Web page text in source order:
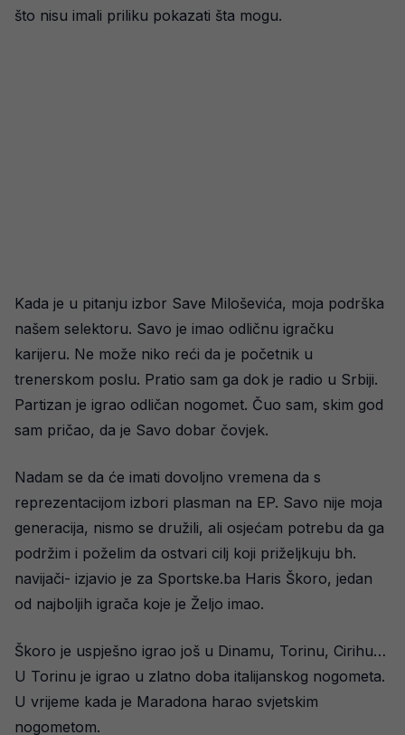
što nisu imali priliku pokazati šta mogu.
Kada je u pitanju izbor Save Miloševića, moja podrška
našem selektoru. Savo je imao odličnu igračku
karijeru. Ne može niko reći da je početnik u
trenerskom poslu. Pratio sam ga dok je radio u Srbiji.
Partizan je igrao odličan nogomet. Čuo sam, skim god
sam pričao, da je Savo dobar čovjek.
Nadam se da će imati dovoljno vremena da s
reprezentacijom izbori plasman na EP. Savo nije moja
generacija, nismo se družili, ali osjećam potrebu da ga
podržim i poželim da ostvari cilj koji priželjkuju bh.
navijači- izjavio je za Sportske.ba Haris Škoro, jedan
od najboljih igrača koje je Željo imao.
Škoro je uspješno igrao još u Dinamu, Torinu, Cirihu…
U Torinu je igrao u zlatno doba italijanskog nogometa.
U vrijeme kada je Maradona harao svjetskim
nogometom.